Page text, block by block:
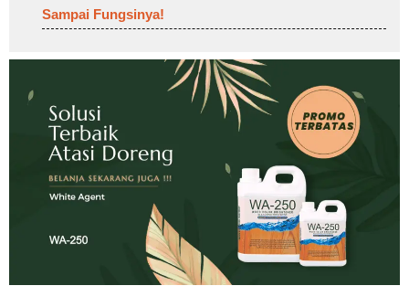
Sampai Fungsinya!